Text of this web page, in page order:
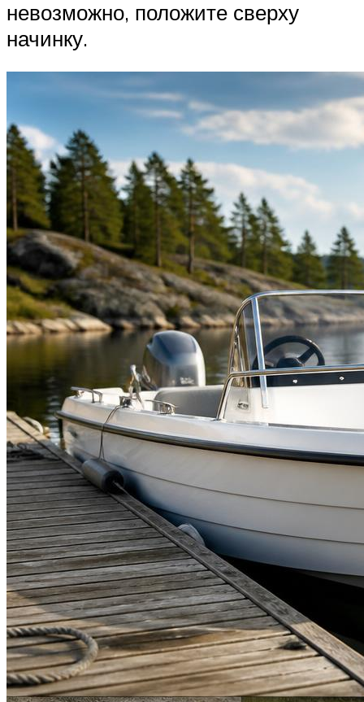
невозможно, положите сверху
начинку.